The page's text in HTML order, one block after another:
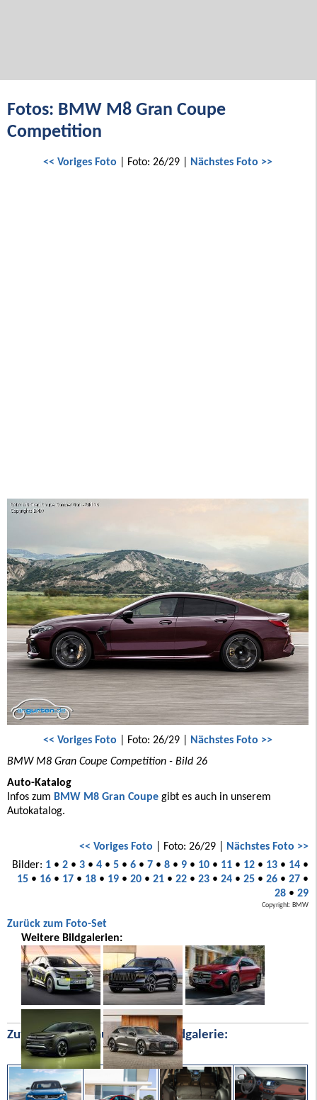
Fotos: BMW M8 Gran Coupe
Competition
<< Voriges Foto | Foto: 26/29 | Nächstes Foto >>
<< Voriges Foto | Foto: 26/29 | Nächstes Foto >>
BMW M8 Gran Coupe Competition - Bild 26
Auto-Katalog
Infos zum BMW M8 Gran Coupe gibt es auch in unserem
Autokatalog.
<< Voriges Foto | Foto: 26/29 | Nächstes Foto >>
Bilder: 1• 2• 3• 4• 5• 6• 7• 8• 9• 10• 11• 12• 13• 14•
15• 16• 17• 18• 19• 20• 21• 22• 23• 24• 25• 26• 27•
28• 29
Copyright: BMW
Zurück zum Foto-Set
Weitere Bildgalerien:
Zufällige Bilder aus unserer Bildgalerie: